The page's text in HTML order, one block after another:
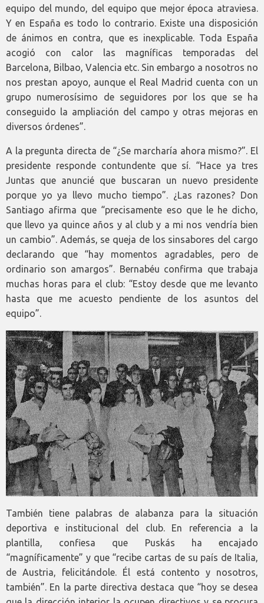
equipo del mundo, del equipo que mejor época atraviesa.
Y en España es todo lo contrario. Existe una disposición
de ánimos en contra, que es inexplicable. Toda España
acogió con calor las magníficas temporadas del
Barcelona, Bilbao, Valencia etc. Sin embargo a nosotros no
nos prestan apoyo, aunque el Real Madrid cuenta con un
grupo numerosísimo de seguidores por los que se ha
conseguido la ampliación del campo y otras mejoras en
diversos órdenes”.
A la pregunta directa de “¿Se marcharía ahora mismo?”. El
presidente responde contundente que sí. “Hace ya tres
Juntas que anuncié que buscaran un nuevo presidente
porque yo ya llevo mucho tiempo”. ¿Las razones? Don
Santiago afirma que “precisamente eso que le he dicho,
que llevo ya quince años y al club y a mi nos vendría bien
un cambio”. Además, se queja de los sinsabores del cargo
declarando que “hay momentos agradables, pero de
ordinario son amargos”. Bernabéu confirma que trabaja
muchas horas para el club: “Estoy desde que me levanto
hasta que me acuesto pendiente de los asuntos del
equipo”.
También tiene palabras de alabanza para la situación
deportiva e institucional del club. En referencia a la
plantilla, confiesa que Puskás ha encajado
“magníficamente” y que “recibe cartas de su país de Italia,
de Austria, felicitándole. Él está contento y nosotros,
también”. En la parte directiva destaca que “hoy se desea